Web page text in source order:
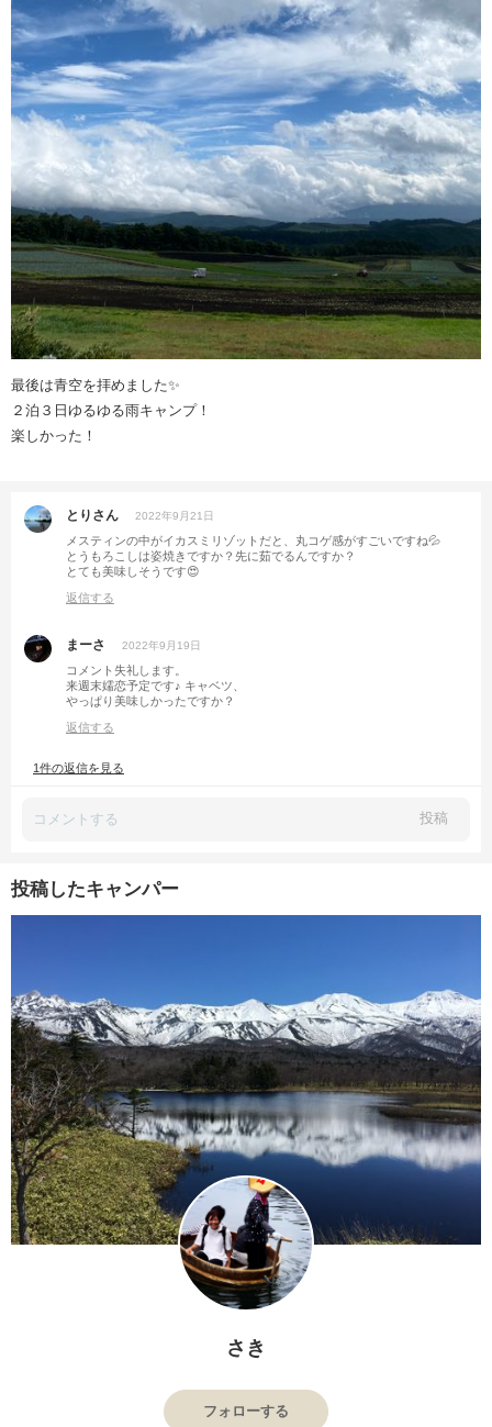
最後は青空を拝めました✨
２泊３日ゆるゆる雨キャンプ！
楽しかった！
とりさん 2022年9月21日
メスティンの中がイカスミリゾットだと、丸コゲ感がすごいですね💦
とうもろこしは姿焼きですか？先に茹でるんですか？
とても美味しそうです😍
返信する
まーさ 2022年9月19日
コメント失礼します。
来週末嬬恋予定です♪ キャベツ、
やっぱり美味しかったですか？
返信する
1件の返信を見る
投稿
投稿したキャンパー
さき
フォローする